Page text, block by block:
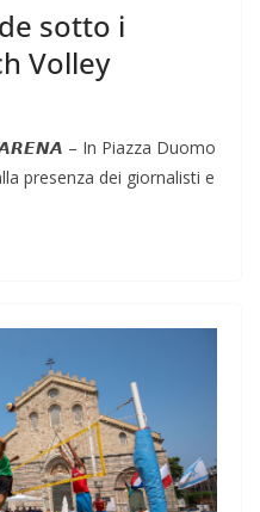
sotto i
Volley
– In Piazza Duomo
presenza dei giornalisti e